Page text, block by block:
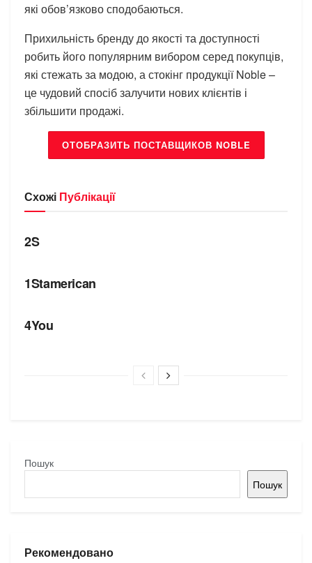
які обов’язково сподобаються.
Прихильність бренду до якості та доступності
робить його популярним вибором серед покупців,
які стежать за модою, а стокінг продукції Noble –
це чудовий спосіб залучити нових клієнтів і
збільшити продажі.
ОТОБРАЗИТЬ ПОСТАВЩИКОВ NOBLE
Схожі Публікації
БРЕНДИ
2S
1Stamerican
4You
Пошук
Пошук
Рекомендовано